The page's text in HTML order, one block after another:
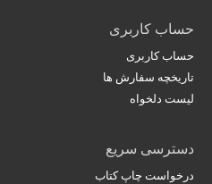
حساب کاربری
حساب کاربری
تاریخچه سفارش ها
لیست دلخواه
دسترسی سریع
درخواست چاپ کتاب